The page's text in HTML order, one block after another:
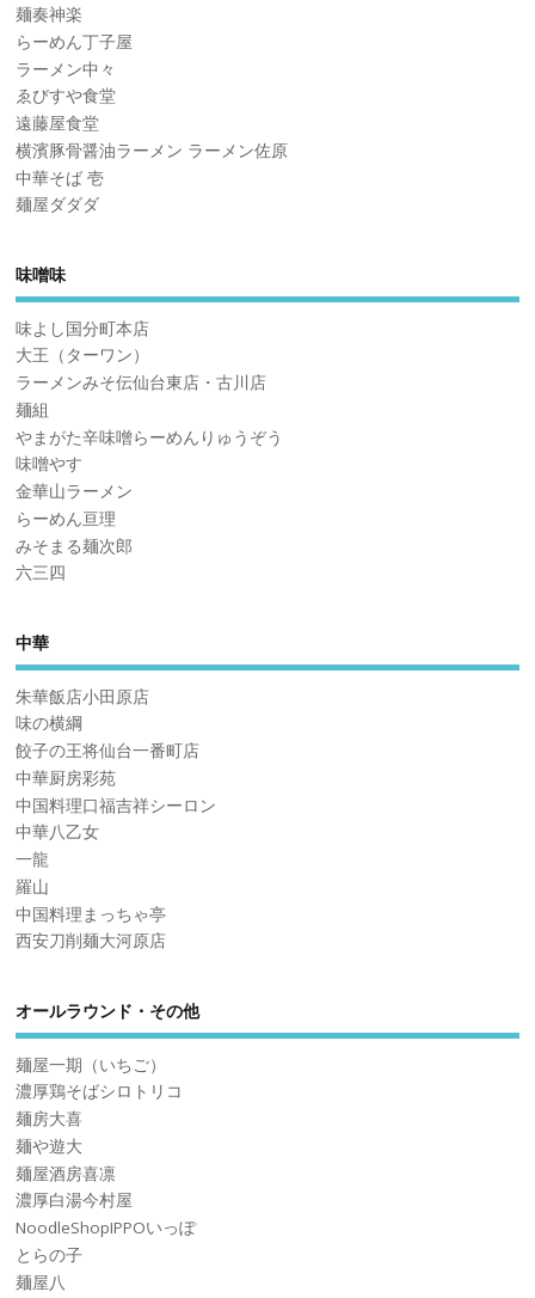
麺奏神楽
らーめん丁子屋
ラーメン中々
ゑびすや食堂
遠藤屋食堂
横濱豚骨醤油ラーメン ラーメン佐原
中華そば 壱
麺屋ダダダ
味噌味
味よし国分町本店
大王（ターワン）
ラーメンみそ伝仙台東店・古川店
麺組
やまがた辛味噌らーめんりゅうぞう
味噌やす
金華山ラーメン
らーめん亘理
みそまる麺次郎
六三四
中華
朱華飯店小田原店
味の横綱
餃子の王将仙台一番町店
中華厨房彩苑
中国料理口福吉祥シーロン
中華八乙女
一龍
羅山
中国料理まっちゃ亭
西安刀削麺大河原店
オールラウンド・その他
麺屋一期（いちご）
濃厚鶏そばシロトリコ
麺房大喜
麺や遊大
麺屋酒房喜凛
濃厚白湯今村屋
NoodleShopIPPOいっぽ
とらの子
麺屋八